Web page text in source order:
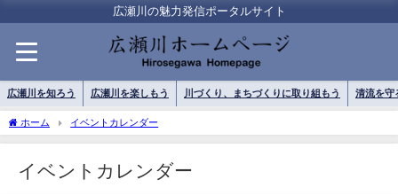
広瀬川の魅力発信ポータルサイト
広瀬川を知ろう 広瀬川を楽しもう 川づくり、まちづくりに取り組もう 清流を守
ホーム イベントカレンダー
イベントカレンダー
02:00
03:00
04:00